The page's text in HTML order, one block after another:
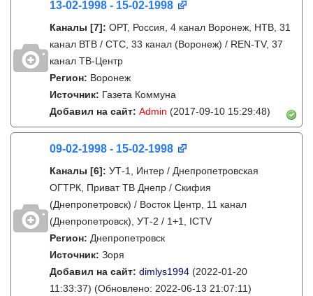
13-02-1998 - 15-02-1998
Каналы [7]: ОРТ, Россия, 4 канал Воронеж, НТВ, 31
канал ВТВ / СТС, 33 канал (Воронеж) / REN-TV, 37
канал ТВ-Центр
Регион: Воронеж
Источник: Газета Коммуна
Добавил на сайт: Admin (2017-09-10 15:29:48)
09-02-1998 - 15-02-1998
Каналы [6]: УТ-1, Интер / Днепропетровская
ОГТРК, Приват ТВ Днепр / Скифия
(Днепропетровск) / Восток Центр, 11 канал
(Днепропетровск), УТ-2 / 1+1, ICTV
Регион: Днепропетровск
Источник: Зоря
Добавил на сайт: dimlys1994 (2022-01-20
11:33:37) (Обновлено: 2022-06-13 21:07:11)